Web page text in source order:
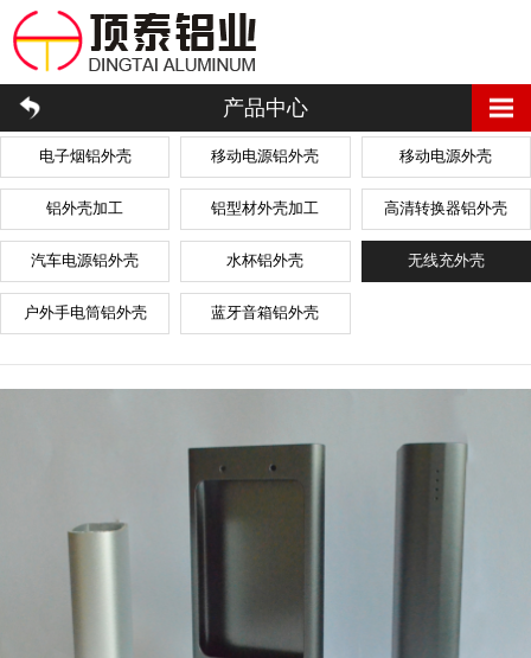
产品中心
电子烟铝外壳 移动电源铝外壳 移动电源外壳
铝外壳加工 铝型材外壳加工 高清转换器铝外壳
汽车电源铝外壳 水杯铝外壳 无线充外壳
户外手电筒铝外壳 蓝牙音箱铝外壳